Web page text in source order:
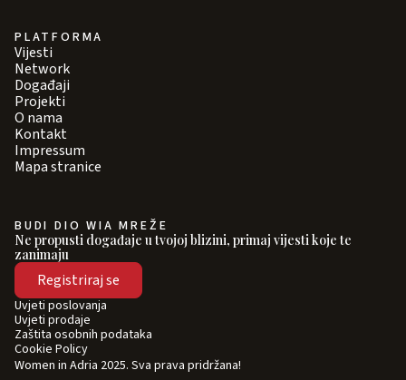
PLATFORMA
Vijesti
Network
Događaji
Projekti
O nama
Kontakt
Impressum
Mapa stranice
BUDI DIO WIA MREŽE
Ne propusti događaje u tvojoj blizini, primaj vijesti koje te
zanimaju
Registriraj se
Women in Adria 2025. Sva prava pridržana!
Uvjeti poslovanja
Uvjeti prodaje
Zaštita osobnih podataka
Cookie Policy